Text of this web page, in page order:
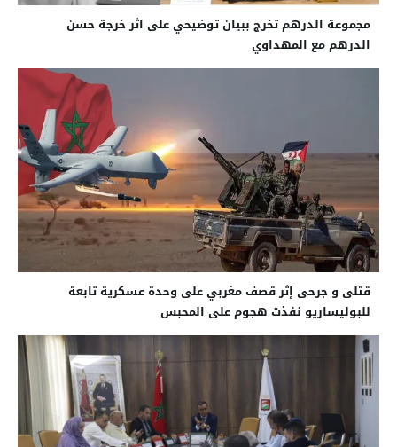
مجموعة الدرهم تخرج ببيان توضيحي على اثر خرجة حسن
الدرهم مع المهداوي
قتلى و جرحى إثر قصف مغربي على وحدة عسكرية تابعة
للبوليساريو نفذت هجوم على المحبس